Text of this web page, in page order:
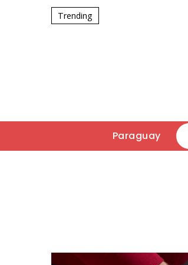
Trending
Paraguay